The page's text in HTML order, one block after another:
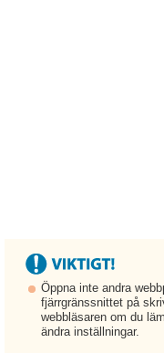
Öppna inte andra
fjärrgränssnittet på
webbläsaren om du
ändra inställningar.